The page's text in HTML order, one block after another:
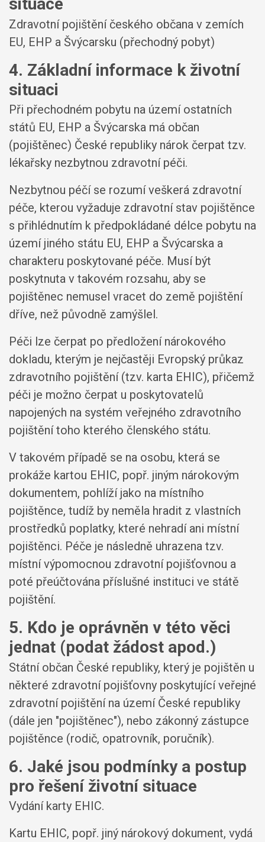
Zdravotní pojištění českého občana v zemích
EU, EHP a Švýcarsku (přechodný pobyt)
4. Základní informace k životní
situaci
Při přechodném pobytu na území ostatních
států EU, EHP a Švýcarska má občan
(pojištěnec) České republiky nárok čerpat tzv.
lékařsky nezbytnou zdravotní péči.
Nezbytnou péčí se rozumí veškerá zdravotní
péče, kterou vyžaduje zdravotní stav pojištěnce
s přihlédnutím k předpokládané délce pobytu na
území jiného státu EU, EHP a Švýcarska a
charakteru poskytované péče. Musí být
poskytnuta v takovém rozsahu, aby se
pojištěnec nemusel vracet do země pojištění
dříve, než původně zamýšlel.
Péči lze čerpat po předložení nárokového
dokladu, kterým je nejčastěji Evropský průkaz
zdravotního pojištění (tzv. karta EHIC), přičemž
péči je možno čerpat u poskytovatelů
napojených na systém veřejného zdravotního
pojištění toho kterého členského státu.
V takovém případě se na osobu, která se
prokáže kartou EHIC, popř. jiným nárokovým
dokumentem, pohlíží jako na místního
pojištěnce, tudíž by neměla hradit z vlastních
prostředků poplatky, které nehradí ani místní
pojištěnci. Péče je následně uhrazena tzv.
místní výpomocnou zdravotní pojišťovnou a
poté přeúčtována příslušné instituci ve státě
pojištění.
5. Kdo je oprávněn v této věci
jednat (podat žádost apod.)
Státní občan České republiky, který je pojištěn u
některé zdravotní pojišťovny poskytující veřejné
zdravotní pojištění na území České republiky
(dále jen "pojištěnec"), nebo zákonný zástupce
pojištěnce (rodič, opatrovník, poručník).
6. Jaké jsou podmínky a postup
pro řešení životní situace
Vydání karty EHIC.
Kartu EHIC, popř. jiný nárokový dokument, vydá